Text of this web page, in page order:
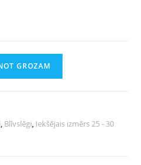
GROZAM
, Blīvslēgi, Iekšējais izmērs 25 - 30